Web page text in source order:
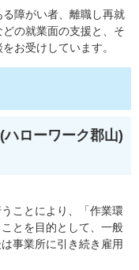
障がい者、離職し再就
の就業面の支援と、そ
お受けしています。
ローワーク郡山)
ことにより、「作業環
とを目的として、一般
事業所に引き続き雇用